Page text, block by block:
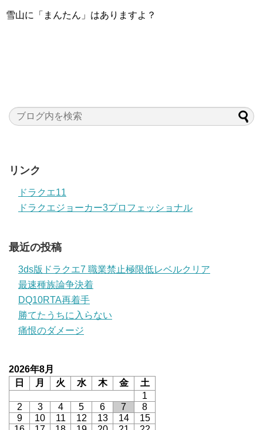
雪山に「まんたん」はありますよ？
リンク
ドラクエ11
ドラクエジョーカー3プロフェッショナル
最近の投稿
3ds版ドラクエ7 職業禁止極限低レベルクリア
最速種族論争決着
DQ10RTA再着手
勝てたうちに入らない
痛恨のダメージ
2026年8月
日
月 火 水 木 金
土
1
2
3 4 5 6 7
8
9
10 11 12 13 14
15